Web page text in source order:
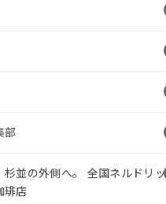
部
並の外側へ。 全国ネルドリッ
琲店